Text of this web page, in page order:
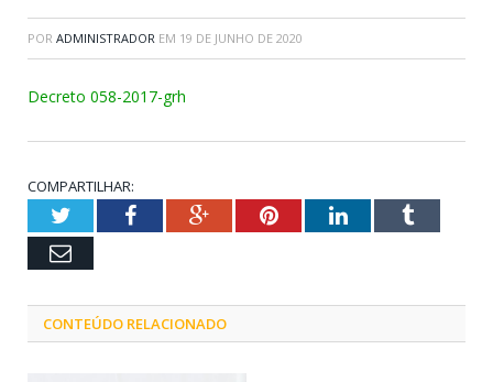
POR ADMINISTRADOR EM 19 DE JUNHO DE 2020
Decreto 058-2017-grh
COMPARTILHAR:
TwitterFacebookGoogle+PinterestLinkedInTumblr
Email
CONTEÚDO RELACIONADO